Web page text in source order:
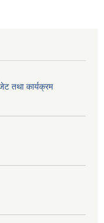
तथा कार्यक्रम